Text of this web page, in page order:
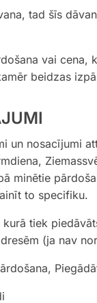
tad šīs
vai cena,
beidzas
un nosacījumi
minētie
to specifiku.
kurā tiek
(ja nav